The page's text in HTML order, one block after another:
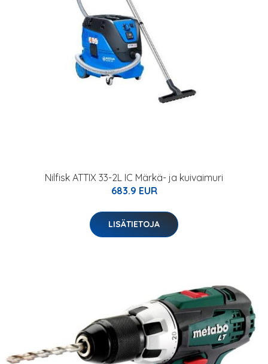
Nilfisk ATTIX 33-2L IC Märkä- ja kuivaimuri
683.9 EUR
LISÄTIETOJA